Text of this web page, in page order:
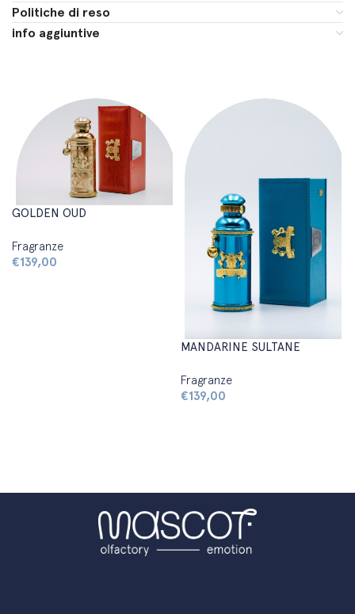
Politiche di reso
info aggiuntive
GOLDEN OUD
Fragranze
€139,00
MANDARINE SULTANE
Fragranze
€139,00